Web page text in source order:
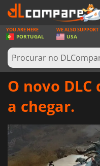
JOGOS
GAME CARDS
SOFTWARE
NOTÍCIAS
ENTRAR OU REGISTAR
YOU ARE HERE
PORTUGAL
WE ALSO SUPPORT
USA
O novo
a chegar.